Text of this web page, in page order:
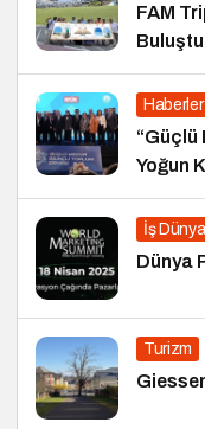
FAM
Haberler
“Güçlü
Yoğun
İş
Dünya
Turizm